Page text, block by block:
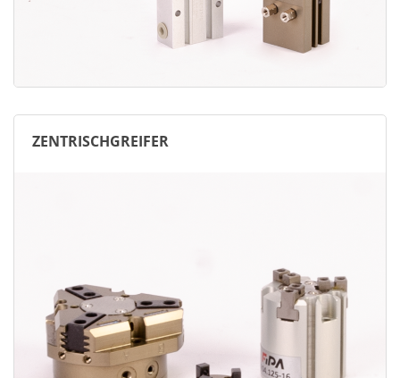
ZENTRISCHGREIFER